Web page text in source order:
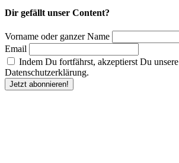
Dir gefällt unser Content?
Vorname oder ganzer Name
Email
Indem Du fortfährst, akzeptierst Du unsere
Datenschutzerklärung.